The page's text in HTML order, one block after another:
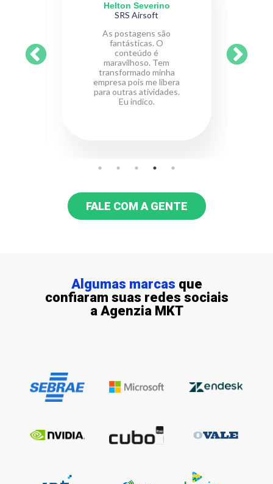
Helton Severino
SRS Airsoft
As postagens são
fantásticas. O
conteúdo é
maravilhoso. Tem
transformado minha
empresa pois me libera
para outras atividades.
Eu indico.
FALE COM A GENTE
Algumas marcas que
confiaram suas redes sociais
a Agenzia MKT